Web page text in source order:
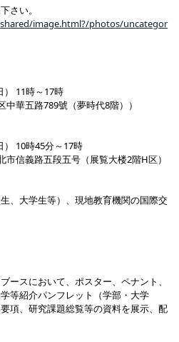
さい。
image.html?/photos/uncategor
） 11時～17時
華五路789號（夢時代8階））
） 10時45分～17時
信義路五段五号（展覧大楼2階H区）
、大学生等）、現地教育機関の国際交
ースにおいて、ポスター、ペナント、
等紹介パンフレット（学部・大学
項、研究課題総覧等の資料を展示、配